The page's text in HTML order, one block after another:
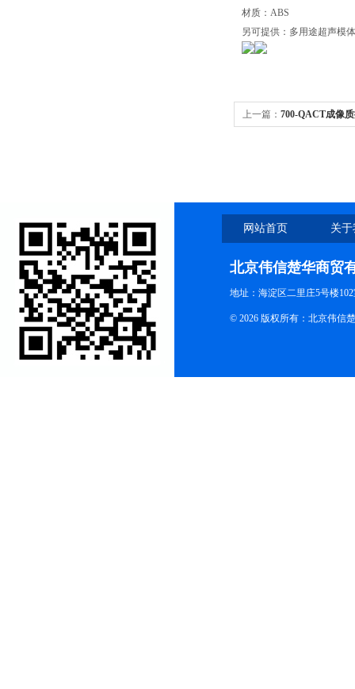
材质： ABS
另可提供：多用途超声模
上一篇： 700-QACT成像
网站首页 关
北京伟信楚华商贸
地址：海淀区二里庄5号楼
© 2026 版权所有：北京伟信